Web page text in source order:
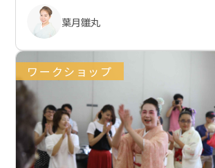
葉月雛丸
ワークショップ